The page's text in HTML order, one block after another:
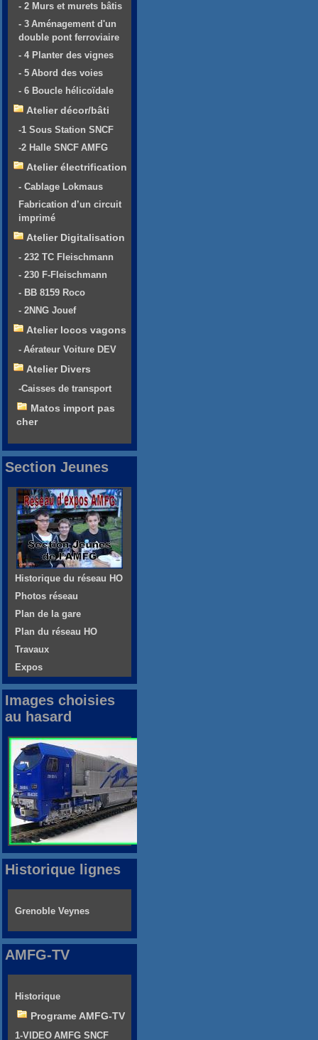
- 2 Murs et murets bâtis
- 3 Aménagement d'un
double pont ferroviaire
- 4 Planter des vignes
- 5 Abord des voies
- 6 Boucle hélicoïdale
Atelier décor/bâti
-1 Sous Station SNCF
-2 Halle SNCF AMFG
Atelier électrification
- Cablage Lokmaus
Fabrication d’un circuit
imprimé
Atelier Digitalisation
- 232 TC Fleischmann
- 230 F-Fleischmann
- BB 8159 Roco
- 2NNG Jouef
Atelier locos vagons
- Aérateur Voiture DEV
Atelier Divers
-Caisses de transport
Matos import pas
cher
Section Jeunes
Historique du réseau HO
Photos réseau
Plan de la gare
Plan du réseau HO
Travaux
Expos
Images choisies
au hasard
Historique lignes
Grenoble Veynes
AMFG-TV
Historique
Programe AMFG-TV
1-VIDEO AMFG SNCF